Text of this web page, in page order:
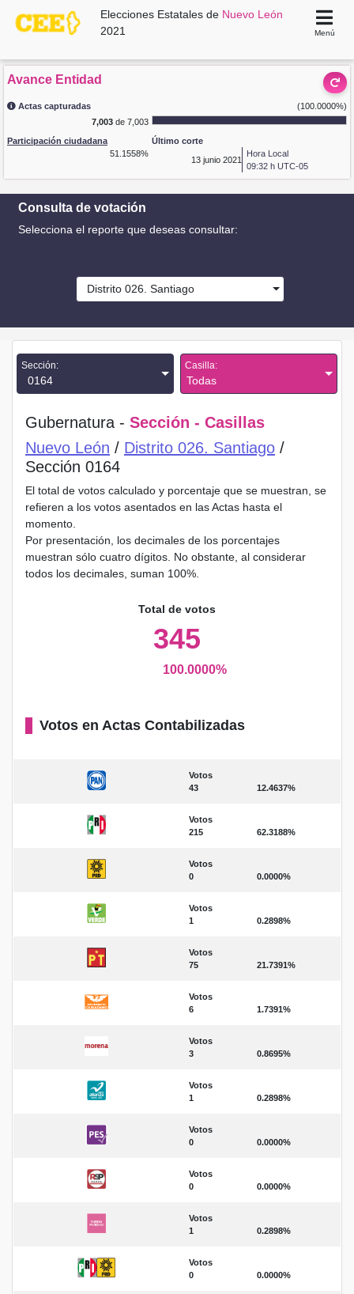
Elecciones Estatales de Nuevo León
2021
Menú
Avance Entidad
Actas capturadas
(100.0000%)
7,003de 7,003
Participación ciudadana
51.1558%
Último corte
13 junio 2021
Hora Local
09:32 h UTC-05
Consulta de votación
Selecciona el reporte que deseas consultar:
Distrito 026. Santiago
Sección:
0164
Casilla:
Todas
Gubernatura - Sección - Casillas
Nuevo León / Distrito 026. Santiago /
Sección 0164
El total de votos calculado y porcentaje que se muestran, se
refieren a los votos asentados en las Actas hasta el
momento.
Por presentación, los decimales de los porcentajes
muestran sólo cuatro dígitos. No obstante, al considerar
todos los decimales, suman 100%.
Total de votos
345
100.0000%
Votos en Actas Contabilizadas
Votos
43
12.4637%
Votos
215
62.3188%
Votos
0
0.0000%
Votos
1
0.2898%
Votos
75
21.7391%
Votos
6
1.7391%
Votos
3
0.8695%
Votos
1
0.2898%
Votos
0
0.0000%
Votos
0
0.0000%
Votos
1
0.2898%
Votos
0
0.0000%